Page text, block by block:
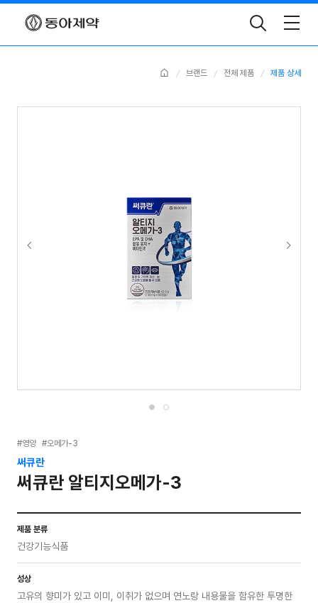
Toggle
Search
Home 브랜드 전체 제품 제품 상세
#영양 #오메가-3
써큐란
써큐란 알티지오메가-3
제품 분류
건강기능식품
성상
고유의 향미가 있고 이미, 이취가 없으며 연노랑 내용물을 함유한 투명한